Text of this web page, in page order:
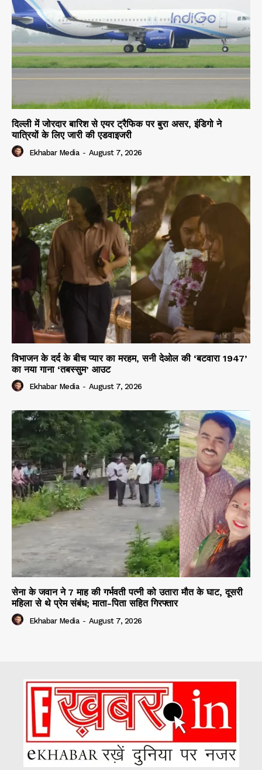
दिल्ली में जोरदार बारिश से एयर ट्रैफिक पर बुरा असर, इंडिगो ने
यात्रियों के लिए जारी की एडवाइजरी
Ekhabar Media - August 7, 2026
विभाजन के दर्द के बीच प्यार का मरहम, सनी देओल की ‘बटवारा 1947’
का नया गाना ‘तबस्सुम’ आउट
Ekhabar Media - August 7, 2026
सेना के जवान ने 7 माह की गर्भवती पत्नी को उतारा मौत के घाट, दूसरी
महिला से थे प्रेम संबंध; माता-पिता सहित गिरफ्तार
Ekhabar Media - August 7, 2026